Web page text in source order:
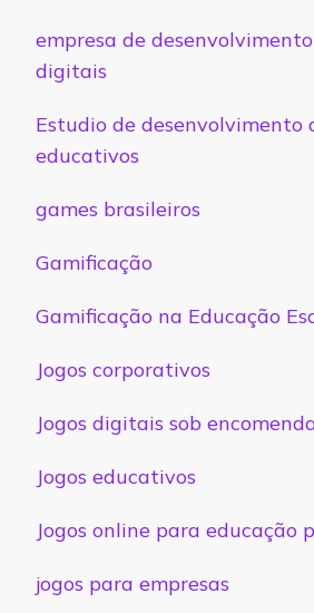
empresa de
digitais
Estudio de desenvolvimento
educativos
games brasileiros
Gamificação
Gamificação na Educação
Jogos corporativos
Jogos digitais sob
Jogos educativos
Jogos online para educação
jogos para empresas